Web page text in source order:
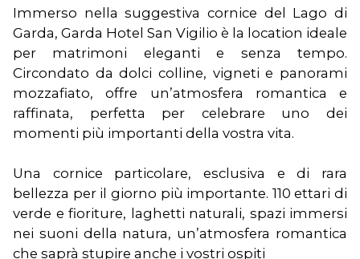
Immerso nella suggestiva cornice del Lago di
Garda, Garda Hotel San Vigilio è la location ideale
per matrimoni eleganti e senza tempo.
Circondato da dolci colline, vigneti e panorami
mozzafiato, offre un’atmosfera romantica e
raffinata, perfetta per celebrare uno dei
momenti più importanti della vostra vita.
Una cornice particolare, esclusiva e di rara
bellezza per il giorno più importante. 110 ettari di
verde e fioriture, laghetti naturali, spazi immersi
nei suoni della natura, un’atmosfera romantica
che saprà stupire anche i vostri ospiti